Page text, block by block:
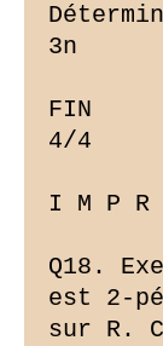
3n
FIN
4/4
I M P
Q18.
est 2-
sur R.